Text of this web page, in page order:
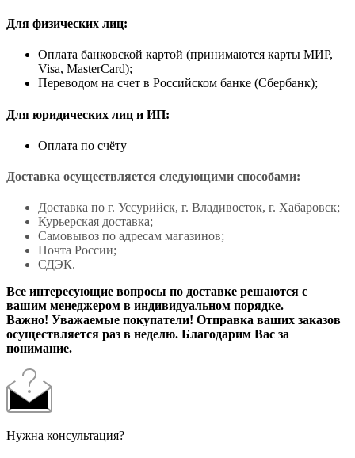
Для физических лиц:
Оплата банковской картой (принимаются карты МИР,
Visa, MasterCard);
Переводом на счет в Российском банке (Сбербанк);
Для юридических лиц и ИП:
Оплата по счёту
Доставка осуществляется следующими способами:
Доставка по г. Уссурийск, г. Владивосток, г. Хабаровск;
Курьерская доставка;
Самовывоз по адресам магазинов;
Почта России;
СДЭК.
Все интересующие вопросы по доставке решаются с
вашим менеджером в индивидуальном порядке.
Важно! Уважаемые покупатели! Отправка ваших заказов
осуществляется раз в неделю. Благодарим Вас за
понимание.
Нужна консультация?